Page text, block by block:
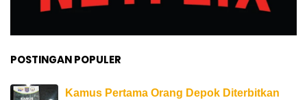
POSTINGAN POPULER
Kamus Pertama Orang Depok Diterbitkan